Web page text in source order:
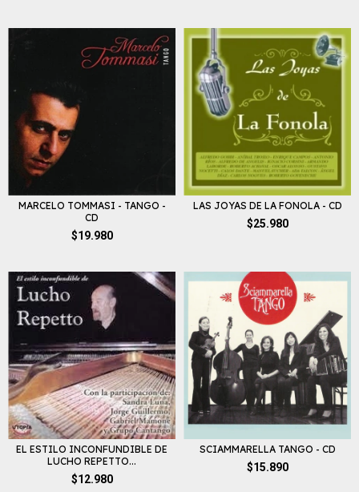
MARCELO TOMMASI - TANGO -
CD
$19.980
LAS JOYAS DE LA FONOLA - CD
$25.980
EL ESTILO INCONFUNDIBLE DE
LUCHO REPETTO...
$12.980
SCIAMMARELLA TANGO - CD
$15.890